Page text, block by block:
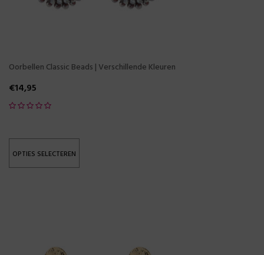
Oorbellen Classic Beads | Verschillende Kleuren
€14,95
OPTIES SELECTEREN